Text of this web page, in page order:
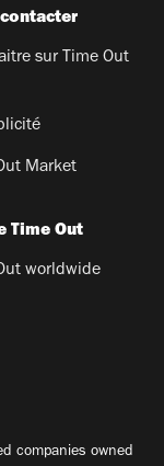
sur Time Out
Market
Time Out
worldwide
companies owned